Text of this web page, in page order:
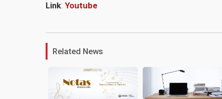
Link: Youtube
Related News